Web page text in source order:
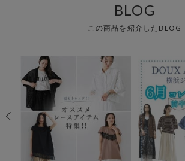
BLOG
この商品を紹介したBLOG